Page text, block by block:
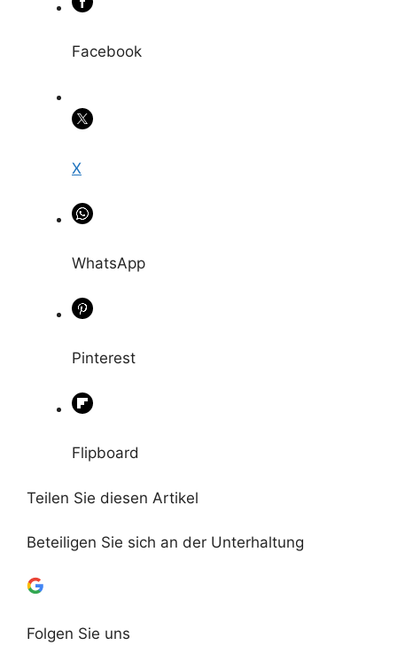
Facebook
X
WhatsApp
Pinterest
Flipboard
Teilen Sie diesen Artikel
Beteiligen Sie sich an der Unterhaltung
Folgen Sie uns